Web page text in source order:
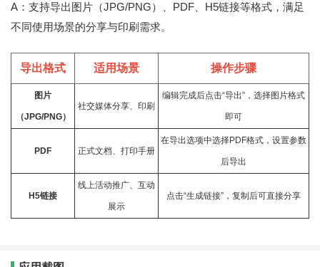
A：支持导出图片（JPG/PNG）、PDF、H5链接等格式，满足
不同使用场景的分享与印刷需求。
导出格式 适用场景 操作步骤
图片
（JPG/PNG）
社交媒体分享、印刷
编辑完成后点击“导出”，选择图片格式
即可
PDF 正式文档、打印手册
在导出选项中选择PDF格式，设置参数
后导出
H5链接
线上活动推广、 互动
展示
点击“生成链接”，复制后可直接分享